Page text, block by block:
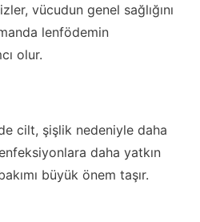
vücudun genel sağlığını
lenfödemin
olur.
cilt, şişlik nedeniyle daha
daha yatkın
büyük önem taşır.